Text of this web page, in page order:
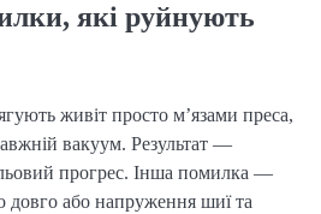
які руйнують
живіт просто м’язами преса,
вакуум. Результат —
прогрес. Інша помилка —
довго або напруження шиї та